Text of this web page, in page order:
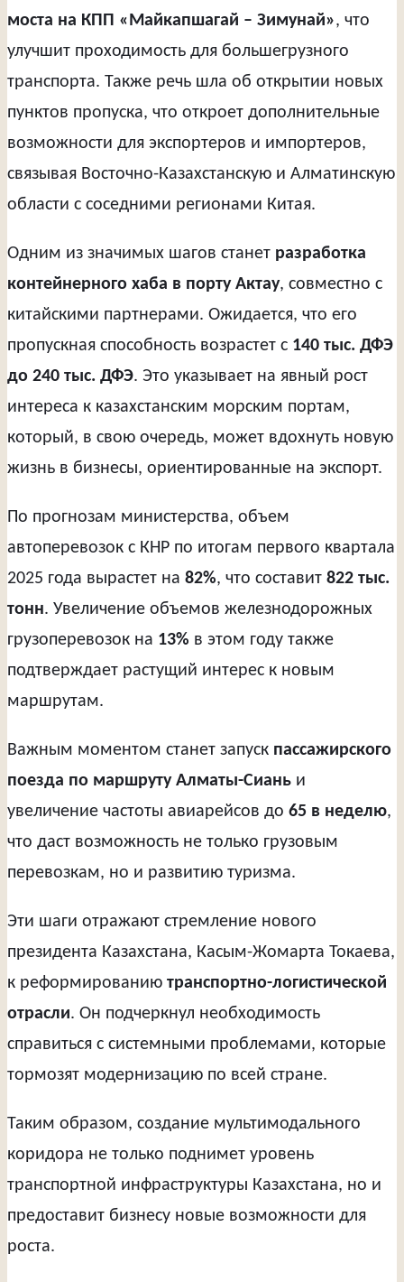
моста на КПП «Майкапшагай – Зимунай», что
улучшит проходимость для большегрузного
транспорта. Также речь шла об открытии новых
пунктов пропуска, что откроет дополнительные
возможности для экспортеров и импортеров,
связывая Восточно-Казахстанскую и Алматинскую
области с соседними регионами Китая.
Одним из значимых шагов станет разработка
контейнерного хаба в порту Актау, совместно с
китайскими партнерами. Ожидается, что его
пропускная способность возрастет с 140 тыс. ДФЭ
до 240 тыс. ДФЭ. Это указывает на явный рост
интереса к казахстанским морским портам,
который, в свою очередь, может вдохнуть новую
жизнь в бизнесы, ориентированные на экспорт.
По прогнозам министерства, объем
автоперевозок с КНР по итогам первого квартала
2025 года вырастет на 82%, что составит 822 тыс.
тонн. Увеличение объемов железнодорожных
грузоперевозок на 13% в этом году также
подтверждает растущий интерес к новым
маршрутам.
Важным моментом станет запуск пассажирского
поезда по маршруту Алматы-Сиань и
увеличение частоты авиарейсов до 65 в неделю,
что даст возможность не только грузовым
перевозкам, но и развитию туризма.
Эти шаги отражают стремление нового
президента Казахстана, Касым-Жомарта Токаева,
к реформированию транспортно-логистической
отрасли. Он подчеркнул необходимость
справиться с системными проблемами, которые
тормозят модернизацию по всей стране.
Таким образом, создание мультимодального
коридора не только поднимет уровень
транспортной инфраструктуры Казахстана, но и
предоставит бизнесу новые возможности для
роста.